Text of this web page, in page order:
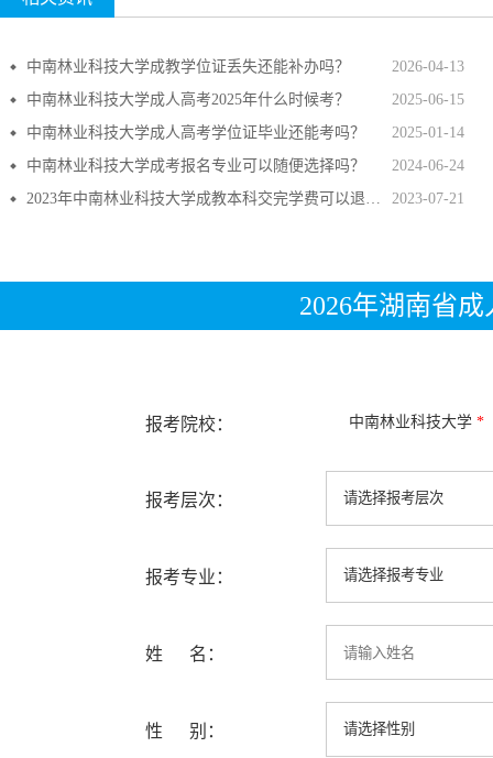
2026-04-13
中南林业科技大学成教学位证丢失还能补办吗？
2025-06-15
中南林业科技大学成人高考2025年什么时候考？
2025-01-14
中南林业科技大学成人高考学位证毕业还能考吗？
2024-06-24
中南林业科技大学成考报名专业可以随便选择吗？
2023-07-21
2023年中南林业科技大学成教本科交完学费可以退吗？
2026年湖南省
报考院校： 中南林业科技大学 *
报考层次：
报考专业：
姓 名：
性 别：